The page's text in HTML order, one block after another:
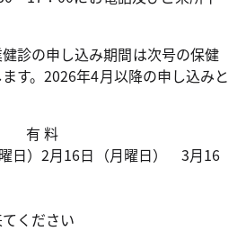
診の申し込み期間は次号の保健
す。2026年4月以降の申し込みと
有 料
日）2月16日（月曜日） 3月16
ください